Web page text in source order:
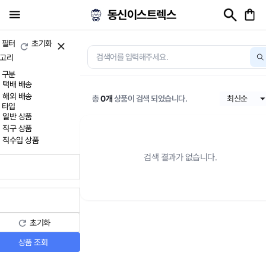
동신이스트렉스
터
초기화
리
분
택배 배송
해외 배송
입
일반 상품
직구 상품
직수입 상품
초기화
상품 조회
총0개 상품이 검색 되었습니다.
검색 결과가 없습니다.